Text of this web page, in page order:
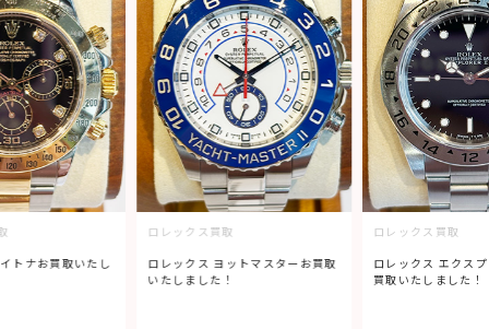
トマスターお買取
ロレックス買取
ロレックス エクスプローラーIIお
買取いたしました！
ロレックス買取
ロレックス エクス
買取いたしました！